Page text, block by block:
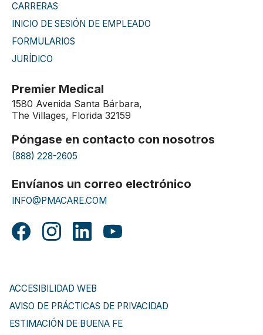
Premier Medical
1580 Avenida Santa Bárbara,
The Villages, Florida 32159
Póngase en contacto con nosotros
(888) 228-2605
Envíanos un correo electrónico
INFO@PMACARE.COM
CARRERAS
INICIO DE SESIÓN DE EMPLEADO
FORMULARIOS
JURÍDICO
ACCESIBILIDAD WEB
AVISO DE PRÁCTICAS DE PRIVACIDAD
ESTIMACIÓN DE BUENA FE